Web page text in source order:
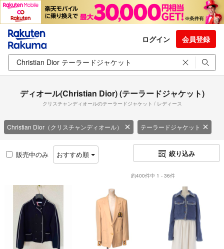
ログイン 会員登録
ディオール(Christian Dior) (テーラードジャケット)
クリスチャンディオールのテーラードジャケット / レディース
Christian Dior（クリスチャンディオール） テーラードジャケット
販売中のみ おすすめ順 絞り込み
約400件中 1 - 36件